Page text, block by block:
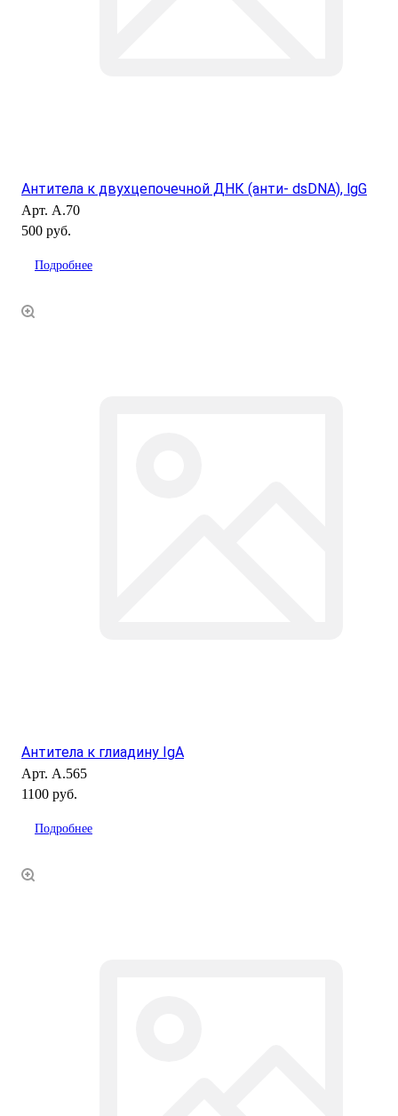
Антитела к двухцепочечной ДНК (анти- dsDNA), lgG
Арт. А.70
500 руб.
Подробнее
Антитела к глиадину IgA
Арт. А.565
1100 руб.
Подробнее